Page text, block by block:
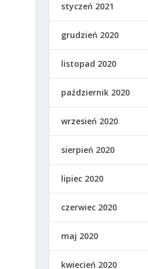
styczeń 2021
grudzień 2020
listopad 2020
październik 2020
wrzesień 2020
sierpień 2020
lipiec 2020
czerwiec 2020
maj 2020
kwiecień 2020